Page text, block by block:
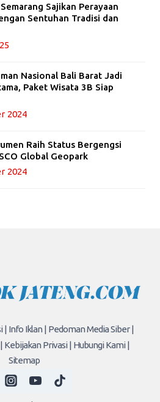
Sajikan Perayaan
Sentuhan Tradisi dan
Nasional Bali Barat Jadi
Paket Wisata 3B Siap
2024
Raih Status Bergengsi
Global Geopark
2024
| Info Iklan | Pedoman Media Siber |
Kebijakan Privasi | Hubungi Kami |
Sitemap